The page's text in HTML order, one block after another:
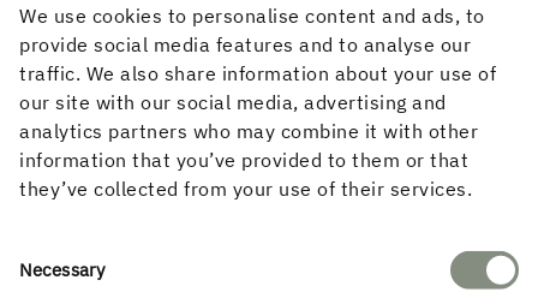
We use cookies to personalise content and ads, to
provide social media features and to analyse our
traffic. We also share information about your use of
our site with our social media, advertising and
analytics partners who may combine it with other
information that you’ve provided to them or that
they’ve collected from your use of their services.
Consent
Necessary
Webbplatsen
Följ oss i sociala medier